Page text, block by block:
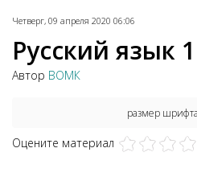
Четверг, 09 апреля 2020 06:06
Русский язык
Автор ВОМК
размер шрифта
Оцените материал